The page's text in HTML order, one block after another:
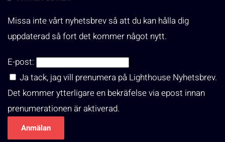
Missa inte vårt nyhetsbrev så att du kan hålla dig
uppdaterad så fort det kommer något nytt.
E-post:
Ja tack, jag vill prenumera på Lighthouse Nyhetsbrev.
Det kommer ytterligare en bekräfelse via epost innan
prenumerationen är aktiverad.